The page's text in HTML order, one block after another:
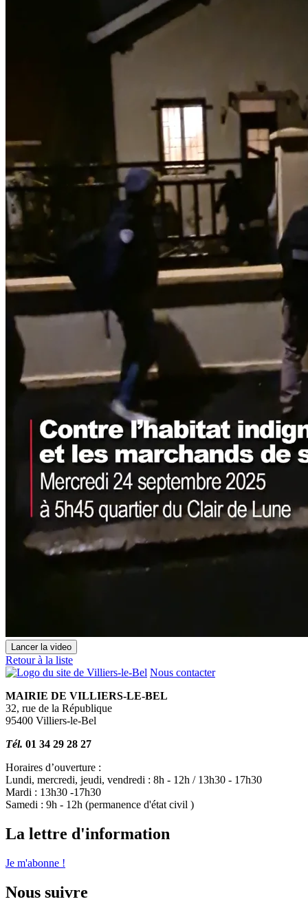
Lancer la video
Retour à la liste
Nous contacter
MAIRIE DE VILLIERS-LE-BEL
32, rue de la République
95400 Villiers-le-Bel
Tél. 01 34 29 28 27
Horaires d’ouverture :
Lundi, mercredi, jeudi, vendredi : 8h - 12h / 13h30 - 17h30
Mardi : 13h30 -17h30
Samedi : 9h - 12h (permanence d'état civil )
La lettre d'information
Je m'abonne !
Nous suivre